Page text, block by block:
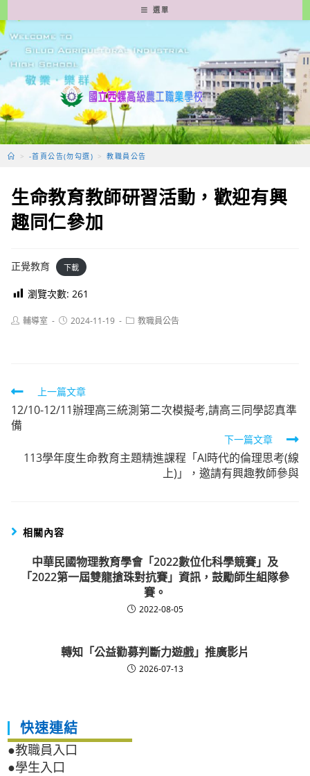
轉
至
要
容
選單
> -首頁公告(勿勾選) > 教職員公告
生命教育教師研習活動，歡迎有興
趣同仁參加
正覺教育 下載
瀏覽次數: 261
Post輔導室
Post2024-11-19
Post教職員公告
Read
more
articles
上一篇文章
12/10-12/11辦理高三統測第二次模擬考,請高三同學認真準
備
下一篇文章
113學年度生命教育主題精進課程「AI時代的倫理思考(線
上)」，邀請有興趣教師參與
相關內容
中華民國物理教育學會「2022數位化科學競賽」及
「2022第一屆雙龍搶珠對抗賽」資訊，鼓勵師生組隊參
賽。
2022-08-05
轉知「公益勸募判斷力遊戲」推廣影片
2026-07-13
快速連結
●教職員入口
●學生入口